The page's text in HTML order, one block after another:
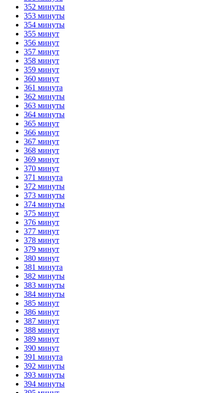
352 минуты
353 минуты
354 минуты
355 минут
356 минут
357 минут
358 минут
359 минут
360 минут
361 минута
362 минуты
363 минуты
364 минуты
365 минут
366 минут
367 минут
368 минут
369 минут
370 минут
371 минута
372 минуты
373 минуты
374 минуты
375 минут
376 минут
377 минут
378 минут
379 минут
380 минут
381 минута
382 минуты
383 минуты
384 минуты
385 минут
386 минут
387 минут
388 минут
389 минут
390 минут
391 минута
392 минуты
393 минуты
394 минуты